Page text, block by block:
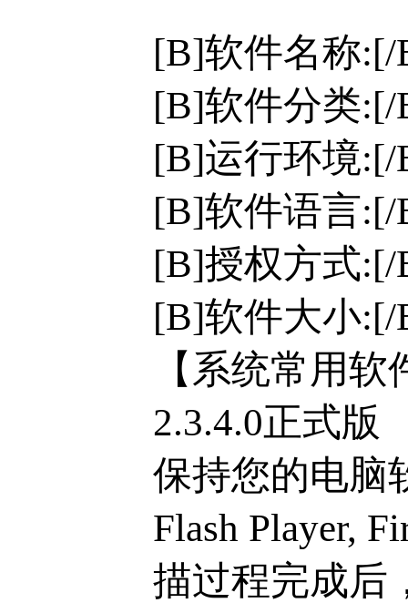
[B]软件名称:[/
[B]软件分类
[B]运行环境:[/
[B]软件语言
[B]授权方式
[B]软件大小:[/
【系统常用
2.3.4.0正式版
保持您的电脑
Flash Player,
描过程完成后